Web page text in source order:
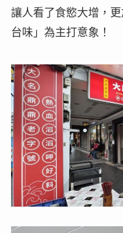
讓人看了食慾大增，
台味」為主打意象！